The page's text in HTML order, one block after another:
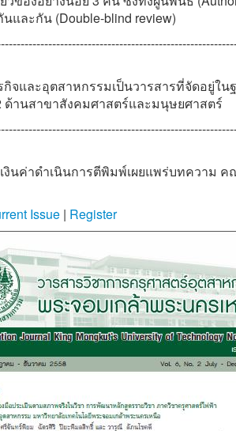
และกัน (Double-blind review)
จและอุตสาหกรรมเป็นวารสารที่จัดอยู่ใ
ด้านสาขาสังคมศาสตร์และมนุษยศาสตร์
เงินค่าดำเนินการตีพิมพ์เผยแพร่บทความ
Issue | Register